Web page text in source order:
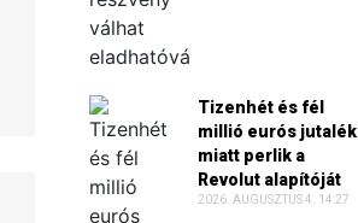
Tizenhét és fél
millió eurós jutalék
miatt perlik a
Revolut alapítóját
2026. AUGUSZTUS 4. 14:27